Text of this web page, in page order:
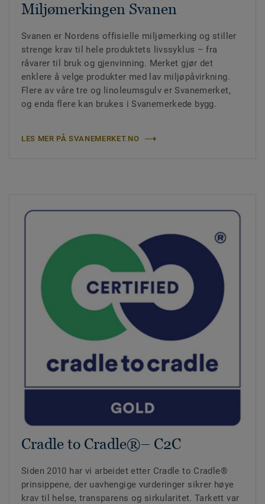
Miljømerkingen Svanen
Svanen er Nordens offisielle miljømerking og stiller
strenge krav til hele produktets livssyklus – fra
råvarer til bruk og gjenvinning. Merket gjør det
enklere å velge produkter med lav miljøpåvirkning.
Flere av våre tre og linoleumsgulv er Svanemerket,
og enda flere kan brukes i Svanemerkede bygg.
LES MER PÅ SVANEMERKET.NO
Cradle to Cradle®– C2C
Siden 2010 har vi arbeidet etter Cradle to Cradle®
prinsippene, der uavhengige vurderinger sikrer høye
krav til helse, transparens og sirkularitet. Tarkett var